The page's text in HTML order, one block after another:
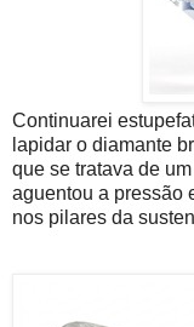
Continuarei
lapidar o diamante
que se tratava de
aguentou a pressão
nos pilares da